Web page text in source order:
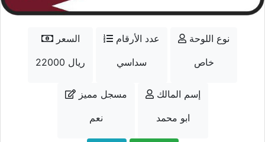
السعر
22000 ريال
عدد الأرقام
سداسي
نوع اللوحة
خاص
مسجل مميز
نعم
إسم المالك
ابو محمد